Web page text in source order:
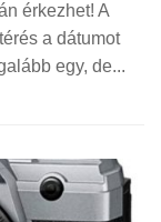
érkezhet! A
a dátumot
egy, de...